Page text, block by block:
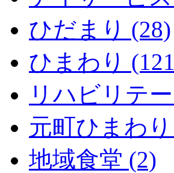
ひだまり (28)
ひまわり
リハビリテ
元町ひまわ
地域食堂 (2)